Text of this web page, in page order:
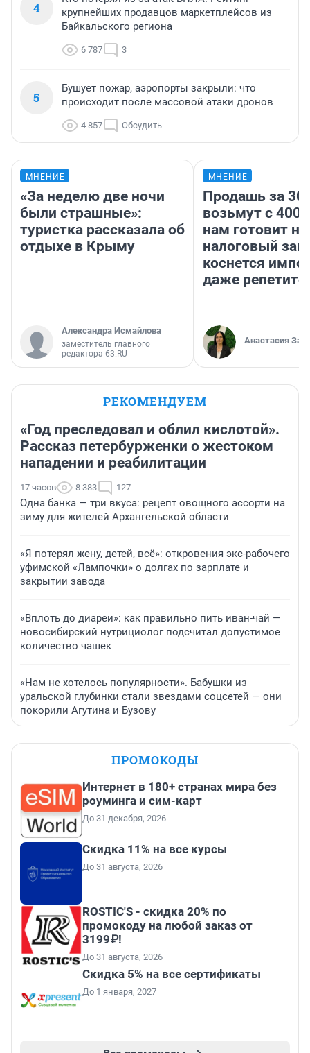
4
крупнейших продавцов маркетплейсов из
Байкальского региона
6 787 3
5
Бушует пожар, аэропорты закрыли: что
происходит после массовой атаки дронов
4 857 Обсудить
МНЕНИЕ
«За неделю две ночи
были страшные»:
туристка рассказала об
отдыхе в Крыму
Александра Исмайлова
заместитель главного
редактора 63.RU
МНЕНИЕ
Продашь за
возьмут с
нам готовит
налоговый
коснется
даже
Анастасия
РЕКОМЕНДУЕМ
«Год преследовал и облил кислотой».
Рассказ петербурженки о жестоком
нападении и реабилитации
17 часов 8 383 127
Одна банка — три вкуса: рецепт овощного ассорти на
зиму для жителей Архангельской области
«Я потерял жену, детей, всё»: откровения экс-рабочего
уфимской «Лампочки» о долгах по зарплате и
закрытии завода
«Вплоть до диареи»: как правильно пить иван-чай —
новосибирский нутрициолог подсчитал допустимое
количество чашек
«Нам не хотелось популярности». Бабушки из
уральской глубинки стали звездами соцсетей — они
покорили Агутина и Бузову
ПРОМОКОДЫ
Интернет в 180+ странах мира без
роуминга и сим-карт
До 31 декабря, 2026
Скидка 11% на все курсы
До 31 августа, 2026
ROSTIC'S - скидка 20% по
промокоду на любой заказ от
3199₽!
До 31 августа, 2026
Скидка 5% на все сертификаты
До 1 января, 2027